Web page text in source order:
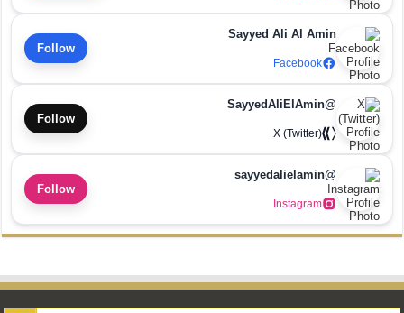
Sayyed Ali Al Amin
Facebook
Follow
@SayyedAliElAmin
X (Twitter)
Follow
@sayyedalielamin
Instagram
Follow
Search Button